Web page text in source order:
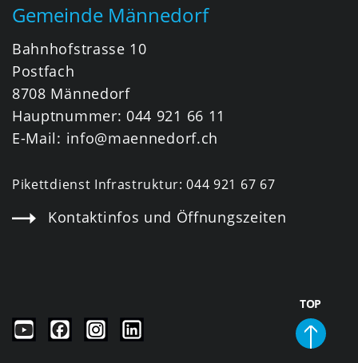
Gemeinde Männedorf
Bahnhofstrasse 10
Postfach
8708 Männedorf
Hauptnummer: 044 921 66 11
E-Mail: info@maennedorf.ch
Pikettdienst Infrastruktur:044 921 67 67
Kontaktinfos und Öffnungszeiten
TOP